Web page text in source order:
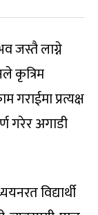
जस्तै लाग्ने
कृत्रिम
गराईमा प्रत्यक्ष
गरेर अगाडी
विद्यार्थी